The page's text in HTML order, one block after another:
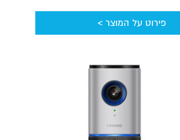
פירוט על המוצר >